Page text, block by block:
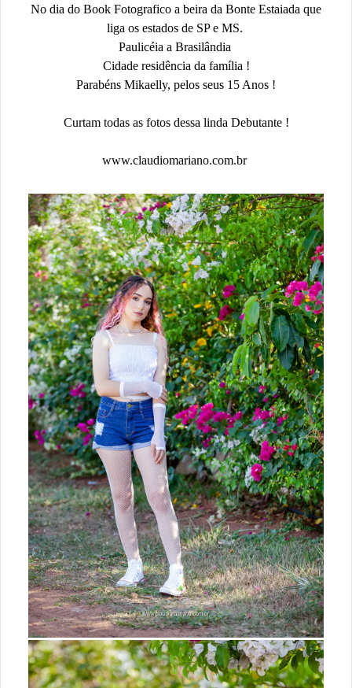
No dia do Book Fotografico a beira da Bonte Estaiada que
liga os estados de SP e MS.
Paulicéia a Brasilândia
Cidade residência da família !
Parabéns Mikaelly, pelos seus 15 Anos !
Curtam todas as fotos dessa linda Debutante !
www.claudiomariano.com.br